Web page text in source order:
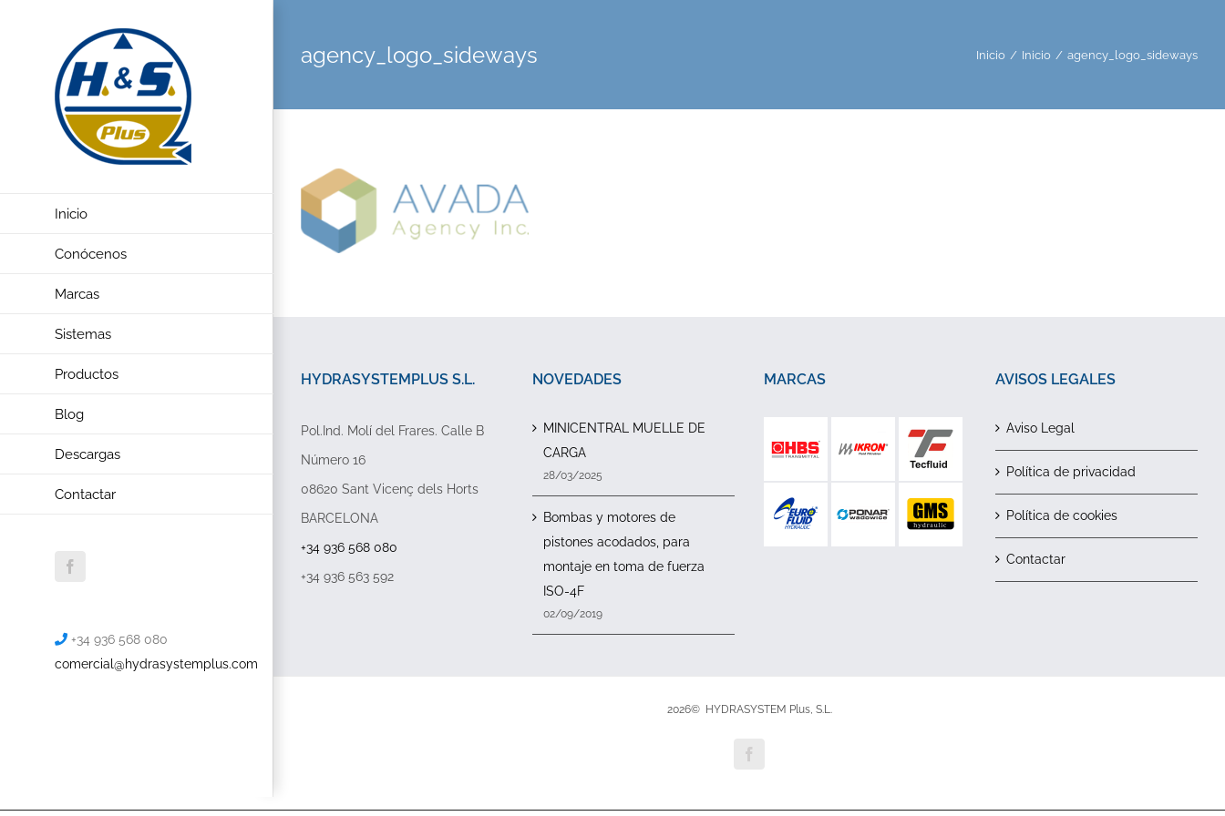
Inicio
Conócenos
Marcas
Sistemas
Productos
Blog
Descargas
Contactar
Facebook
+34 936 568 080
comercial@hydrasystemplus.com
agency_logo_sideways Inicio / Inicio / agency_logo_sideways
HYDRASYSTEMPLUS S.L.
Pol.Ind. Molí del Frares. Calle B
Número 16
08620 Sant Vicenç dels Horts
BARCELONA
+34 936 568 080
+34 936 563 592
NOVEDADES
MINICENTRAL MUELLE DE
CARGA
28/03/2025
Bombas y motores de
pistones acodados, para
montaje en toma de fuerza
ISO-4F
02/09/2019
MARCAS AVISOS LEGALES
Aviso Legal
Política de privacidad
Política de cookies
Contactar
2026© HYDRASYSTEM Plus, S.L.
Facebook